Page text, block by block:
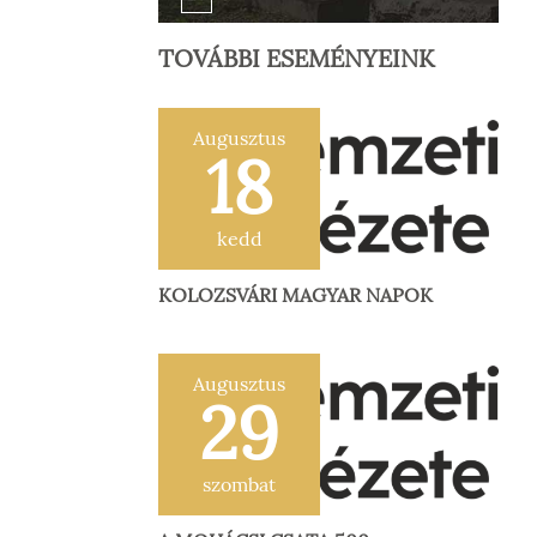
TOVÁBBI ESEMÉNYEINK
Augusztus
18
kedd
KOLOZSVÁRI MAGYAR NAPOK
Augusztus
29
szombat